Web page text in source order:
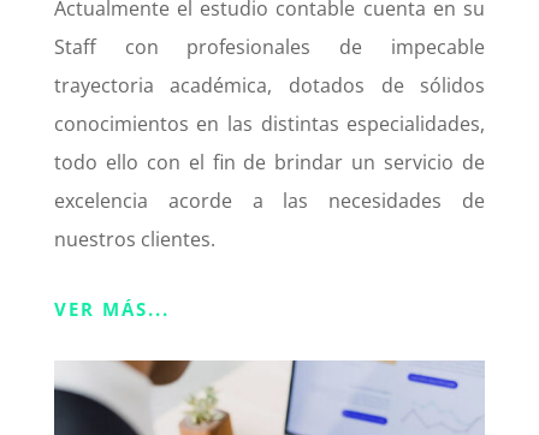
Actualmente el estudio contable cuenta en su
Staff con profesionales de impecable
trayectoria académica, dotados de sólidos
conocimientos en las distintas especialidades,
todo ello con el fin de brindar un servicio de
excelencia acorde a las necesidades de
nuestros clientes.
VER MÁS...